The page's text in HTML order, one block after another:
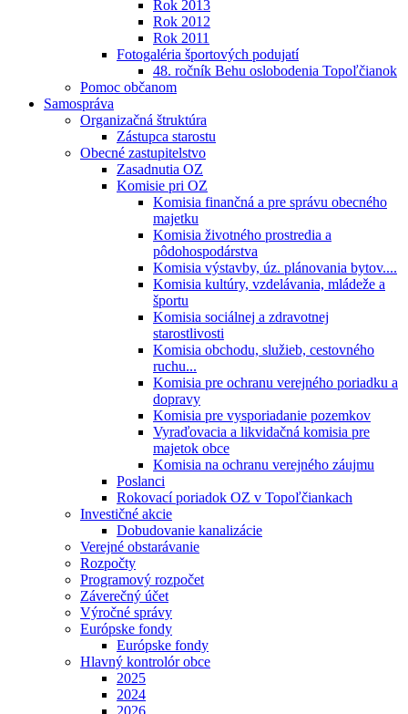
Rok 2013
Rok 2012
Rok 2011
Fotogaléria športových podujatí
48. ročník Behu oslobodenia Topoľčianok
Pomoc občanom
Samospráva
Organizačná štruktúra
Zástupca starostu
Obecné zastupitelstvo
Zasadnutia OZ
Komisie pri OZ
Komisia finančná a pre správu obecného
majetku
Komisia životného prostredia a
pôdohospodárstva
Komisia výstavby, úz. plánovania bytov....
Komisia kultúry, vzdelávania, mládeže a
športu
Komisia sociálnej a zdravotnej
starostlivosti
Komisia obchodu, služieb, cestovného
ruchu...
Komisia pre ochranu verejného poriadku a
dopravy
Komisia pre vysporiadanie pozemkov
Vyraďovacia a likvidačná komisia pre
majetok obce
Komisia na ochranu verejného záujmu
Poslanci
Rokovací poriadok OZ v Topoľčiankach
Investičné akcie
Dobudovanie kanalizácie
Verejné obstarávanie
Rozpočty
Programový rozpočet
Záverečný účet
Výročné správy
Európske fondy
Európske fondy
Hlavný kontrolór obce
2025
2024
2026